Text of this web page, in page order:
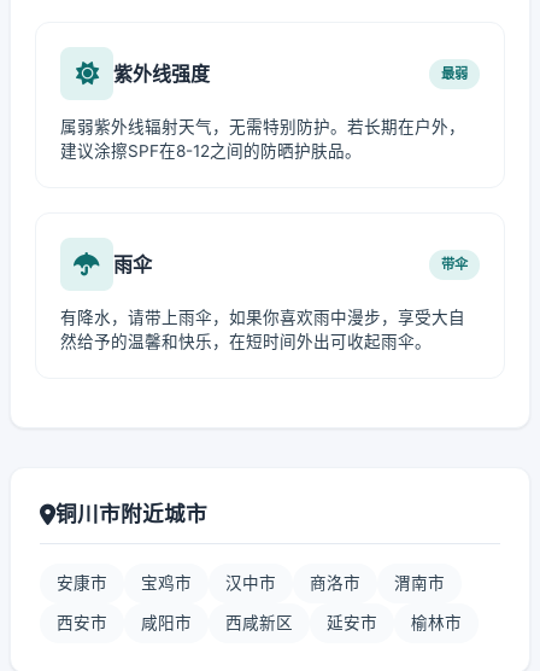
紫外线强度 最弱
属弱紫外线辐射天气，无需特别防护。若长期在户外，
建议涂擦SPF在8-12之间的防晒护肤品。
雨伞 带伞
有降水，请带上雨伞，如果你喜欢雨中漫步，享受大自
然给予的温馨和快乐，在短时间外出可收起雨伞。
铜川市附近城市
安康市 宝鸡市 汉中市 商洛市 渭南市
西安市 咸阳市 西咸新区 延安市 榆林市